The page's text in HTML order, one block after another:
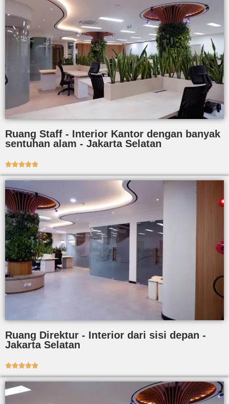
Ruang Staff - Interior Kantor dengan banyak
sentuhan alam - Jakarta Selatan

Ruang Direktur - Interior dari sisi depan -
Jakarta Selatan
